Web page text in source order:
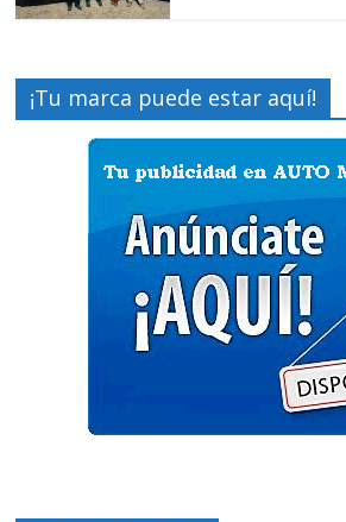
¡Tu marca puede estar aquí!